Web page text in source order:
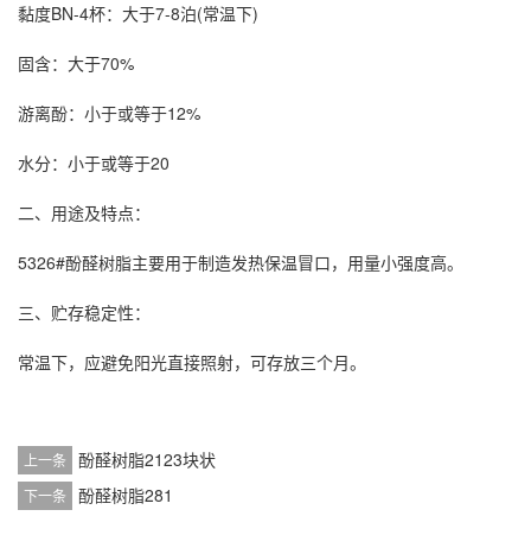
黏度BN-4杯：大于7-8泊(常温下)
固含：大于70%
游离酚：小于或等于12%
水分：小于或等于20
二、用途及特点：
5326#酚醛树脂主要用于制造发热保温冒口，用量小强度高。
三、贮存稳定性：
常温下，应避免阳光直接照射，可存放三个月。
上一条 酚醛树脂2123块状
下一条 酚醛树脂281